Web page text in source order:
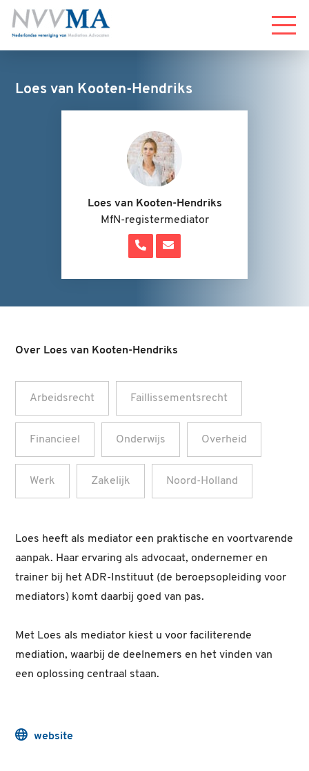
Menu
Loes van Kooten-Hendriks
Loes van Kooten-Hendriks
MfN-registermediator
Over Loes van Kooten-Hendriks
Arbeidsrecht Faillissementsrecht
Financieel Onderwijs Overheid
Werk Zakelijk Noord-Holland
Loes heeft als mediator een praktische en voortvarende
aanpak. Haar ervaring als advocaat, ondernemer en
trainer bij het ADR-Instituut (de beroepsopleiding voor
mediators) komt daarbij goed van pas.
Met Loes als mediator kiest u voor faciliterende
mediation, waarbij de deelnemers en het vinden van
een oplossing centraal staan.
website